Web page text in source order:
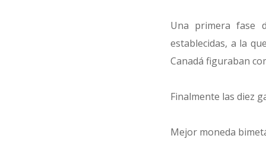
Una primera fase
establecidas, a la
Canadá figuraban
Finalmente las diez
Mejor moneda